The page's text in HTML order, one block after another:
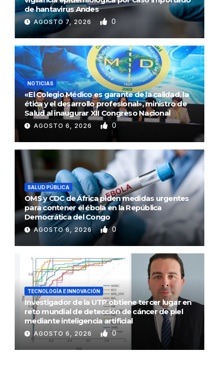
de hantavirus Andes
AGOSTO 7, 2026 0
NOTICIAS
«El Colegio Médico es garante de la calidad, la
ética y el desarrollo profesional», ministro de
Salud al inaugurar XII Congreso Nacional
AGOSTO 6, 2026 0
SALUD PÚBLICA
OMS y CDC de África piden medidas urgentes
para contener el ébola en la República
Democrática del Congo
AGOSTO 6, 2026 0
TECNOLOGÍA E INNOVACIÓN
Investigador de la UTP obtiene tercer lugar en
reto mundial de detección de cáncer de piel
mediante inteligencia artificial
AGOSTO 6, 2026 0